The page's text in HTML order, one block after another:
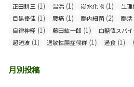
正田耕三 (1) 温活 (1) 炭水化物(1) 生理
目黒優佳 (1) 腰痛 (1) 腸内細菌 (2) 腸活
自律神経 (1) 藤田紘一郎 (1) 血糖値スパ
超短波 (1) 過敏性腸症候群 (1) 過食 (1)
月別投稿